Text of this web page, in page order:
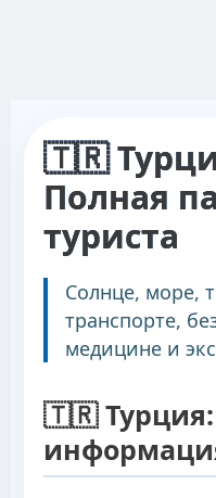
🇹🇷
Полная
туриста
Солнце, море,
транспорте,
медицине и
🇹🇷